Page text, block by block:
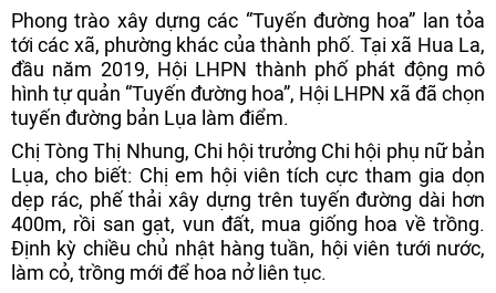
Phong trào xây dựng các “Tuyến đường hoa” lan tỏa
tới các xã, phường khác của thành phố. Tại xã Hua La,
đầu năm 2019, Hội LHPN thành phố phát động mô
hình tự quản “Tuyến đường hoa”, Hội LHPN xã đã chọn
tuyến đường bản Lụa làm điểm.
Chị Tòng Thị Nhung, Chi hội trưởng Chi hội phụ nữ bản
Lụa, cho biết: Chị em hội viên tích cực tham gia dọn
dẹp rác, phế thải xây dựng trên tuyến đường dài hơn
400m, rồi san gạt, vun đất, mua giống hoa về trồng.
Định kỳ chiều chủ nhật hàng tuần, hội viên tưới nước,
làm cỏ, trồng mới để hoa nở liên tục.